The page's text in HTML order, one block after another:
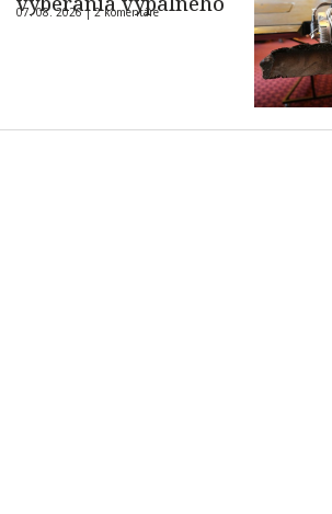
07. 08. 2026 |2 komentáre